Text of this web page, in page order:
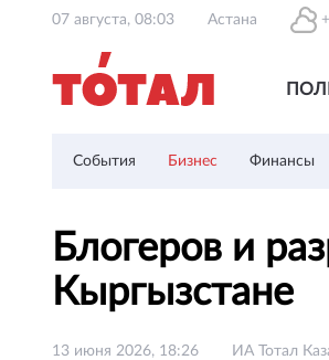
07 августа, 08:03 Астана
События Бизнес Финансы
Блогеров и
Кыргызстане
13 июня 2026, 18:26 ИА Тотал